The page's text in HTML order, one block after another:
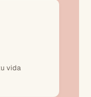
vida